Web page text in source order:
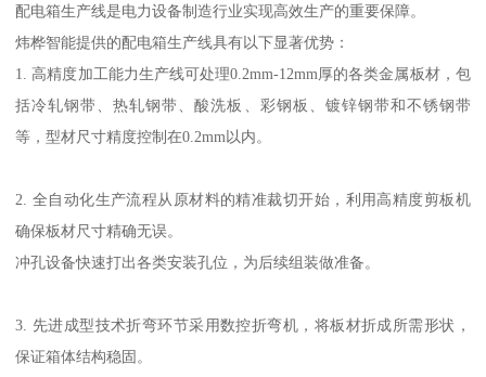
配电箱生产线是电力设备制造行业实现高效生产的重要保障。
炜桦智能提供的配电箱生产线具有以下显著优势：
1. 高精度加工能力生产线可处理0.2mm-12mm厚的各类金属板材，包
括冷轧钢带、热轧钢带、酸洗板、彩钢板、镀锌钢带和不锈钢带
等，型材尺寸精度控制在0.2mm以内。
2. 全自动化生产流程从原材料的精准裁切开始，利用高精度剪板机
确保板材尺寸精确无误。
冲孔设备快速打出各类安装孔位，为后续组装做准备。
3. 先进成型技术折弯环节采用数控折弯机，将板材折成所需形状，
保证箱体结构稳固。